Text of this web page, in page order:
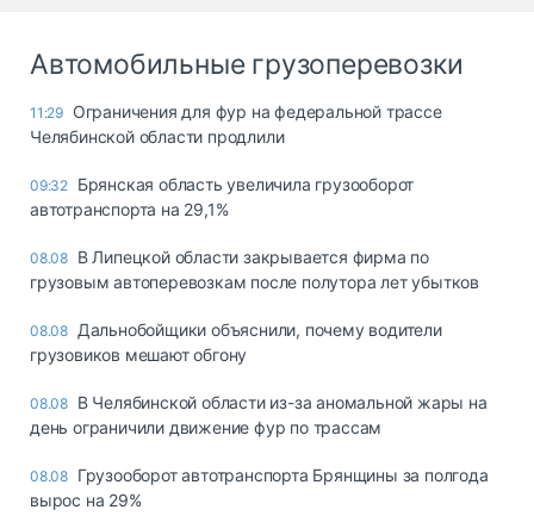
Автомобильные грузоперевозки
11:29 Ограничения для фур на федеральной трассе
Челябинской области продлили
09:32 Брянская область увеличила грузооборот
автотранспорта на 29,1%
08.08 В Липецкой области закрывается фирма по
грузовым автоперевозкам после полутора лет убытков
08.08 Дальнобойщики объяснили, почему водители
грузовиков мешают обгону
08.08 В Челябинской области из-за аномальной жары на
день ограничили движение фур по трассам
08.08 Грузооборот автотранспорта Брянщины за полгода
вырос на 29%